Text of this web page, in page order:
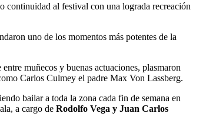
al festival con una lograda recreación
uno de los momentos más potentes de la
entre muñecos y buenas actuaciones, plasmaron
Carlos Culmey el padre Max Von Lassberg.
bailar a toda la zona cada fin de semana en
a cargo de Rodolfo Vega y Juan Carlos